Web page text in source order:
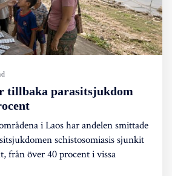
tillbaka parasitsjukdom
i Laos har andelen smittade
schistosomiasis sjunkit
från över 40 procent i vissa